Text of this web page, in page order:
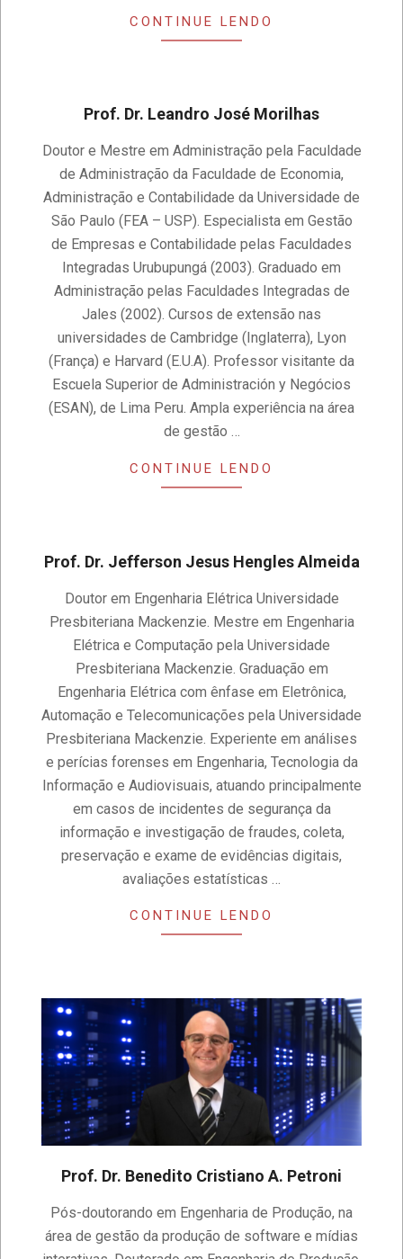
CONTINUE LENDO
Prof. Dr. Leandro José Morilhas
11-
Doutor e Mestre em Administração pela Faculdade
de Administração da Faculdade de Economia,
Administração e Contabilidade da Universidade de
São Paulo (FEA – USP). Especialista em Gestão
de Empresas e Contabilidade pelas Faculdades
Integradas Urubupungá (2003). Graduado em
Administração pelas Faculdades Integradas de
Jales (2002). Cursos de extensão nas
universidades de Cambridge (Inglaterra), Lyon
(França) e Harvard (E.U.A). Professor visitante da
Escuela Superior de Administración y Negócios
(ESAN), de Lima Peru. Ampla experiência na área
de gestão …
CONTINUE LENDO
Prof. Dr. Jefferson Jesus Hengles Almeida
14
Doutor em Engenharia Elétrica Universidade
Presbiteriana Mackenzie. Mestre em Engenharia
Elétrica e Computação pela Universidade
Presbiteriana Mackenzie. Graduação em
Engenharia Elétrica com ênfase em Eletrônica,
Automação e Telecomunicações pela Universidade
Presbiteriana Mackenzie. Experiente em análises
e perícias forenses em Engenharia, Tecnologia da
Informação e Audiovisuais, atuando principalmente
em casos de incidentes de segurança da
informação e investigação de fraudes, coleta,
preservação e exame de evidências digitais,
avaliações estatísticas …
CONTINUE LENDO
Prof. Dr. Benedito Cristiano A. Petroni
11-
14
Pós-doutorando em Engenharia de Produção, na
área de gestão da produção de software e mídias